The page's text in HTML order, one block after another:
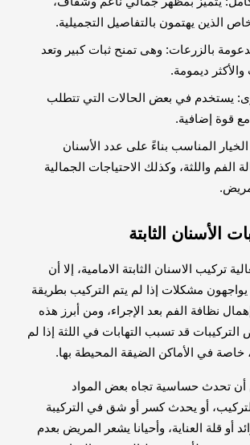
الذين يهتمون بالتفاصيل التجميلية.
بالزرعات: وهى تمنح ثبات كبير وتعد
والأكثر ديمومة.
يستخدم في بعض الحالات التي تتطلب
قوة إضافية.
المناسب بناءً على عدد الأسنان
الفم واللثة، وكذلك الاحتياجات الجمالية
الأسنان الثابتة
تركيب الاسنان الثابتة الامامية، إلا أن
مشكلات إذا لم يتم التركيب بطريقة
نظافة الفم بعد الإجراء، ومن أبرز هذه
قد تسبب التهابات في اللثة إذا لم
في الأماكن الضيقة المحيطة بها.
تحدث حساسية تجاه بعض المواد
أو يحدث كسر أو شق في التركيبة
أو قلة العناية، وأحيانا يشعر المريض بعدم